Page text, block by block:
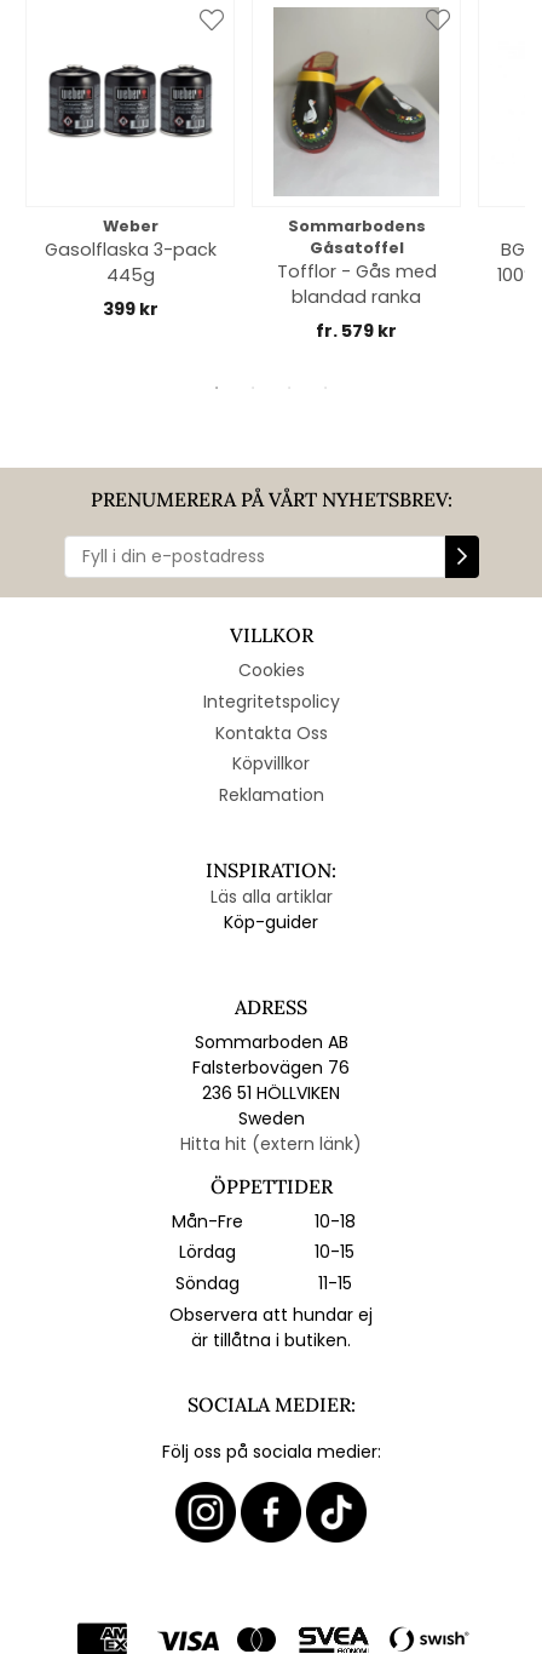
Weber
Gasolflaska 3-pack
445g
399 kr
Sommarbodens
Gåsatoffel
Tofflor - Gås med
blandad ranka
fr. 579 kr
PRENUMERERA PÅ VÅRT NYHETSBREV:
VILLKOR
Cookies
Integritetspolicy
Kontakta Oss
Köpvillkor
Reklamation
INSPIRATION:
Läs alla artiklar
Köp-guider
ADRESS
Sommarboden AB
Falsterbovägen 76
236 51 HÖLLVIKEN
Sweden
Hitta hit (extern länk)
ÖPPETTIDER
Mån-Fre
10-18
Lördag
10-15
Söndag
11-15
Observera att hundar ej
är tillåtna i butiken.
SOCIALA MEDIER:
Följ oss på sociala medier: